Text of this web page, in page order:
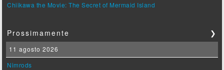
Chiikawa the Movie: The Secret of Mermaid Island
Prossimamente ❯
11 agosto 2026
Nimrods